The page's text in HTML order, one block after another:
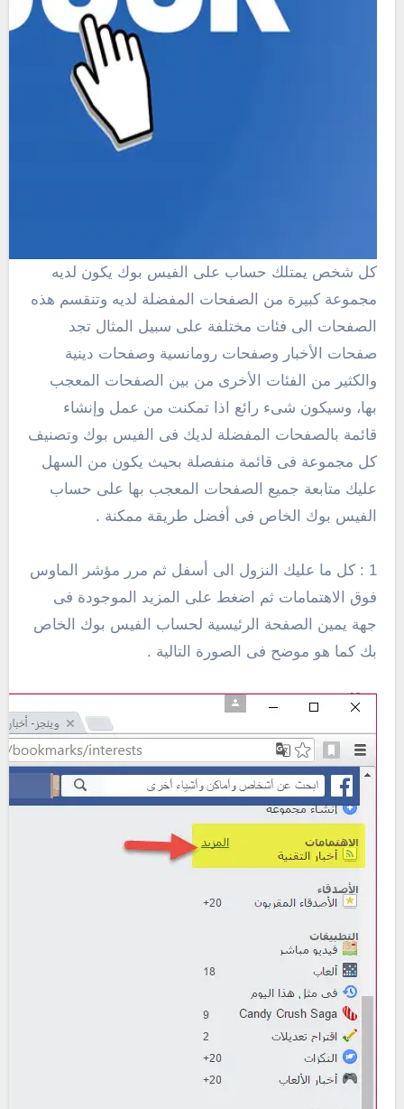
كل شخص يمتلك حساب على الفيس بوك يكون لديه
مجموعة كبيرة من الصفحات المفضلة لديه وتنقسم هذه
الصفحات الى فئات مختلفة على سبيل المثال تجد
صفحات الأخبار وصفحات رومانسية وصفحات دينية
والكثير من الفئات الأخرى من بين الصفحات المعجب
بها، وسيكون شىء رائع اذا تمكنت من عمل وإنشاء
قائمة بالصفحات المفضلة لديك فى الفيس بوك وتصنيف
كل مجموعة فى قائمة منفصلة بحيث يكون من السهل
عليك متابعة جميع الصفحات المعجب بها على حساب
الفيس بوك الخاص فى أفضل طريقة ممكنة .
1 : كل ما عليك النزول الى أسفل ثم مرر مؤشر الماوس
فوق الاهتمامات ثم اضغط على المزيد الموجودة فى
جهة يمين الصفحة الرئيسية لحساب الفيس بوك الخاص
بك كما هو موضح فى الصورة التالية .